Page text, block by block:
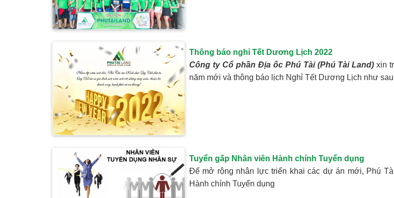
Thông báo nghỉ Tết Dương Lịch 2022
Công ty Cổ phần Địa ốc Phú Tài (Phú Tài Land) xin
năm mới và thông báo lịch Nghỉ Tết Dương Lịch như sau
Tuyển gấp Nhân viên Hành chính Tuyển dụng
Để mở rộng nhân lực triển khai các dự án mới, Phú
Hành chính Tuyển dụng